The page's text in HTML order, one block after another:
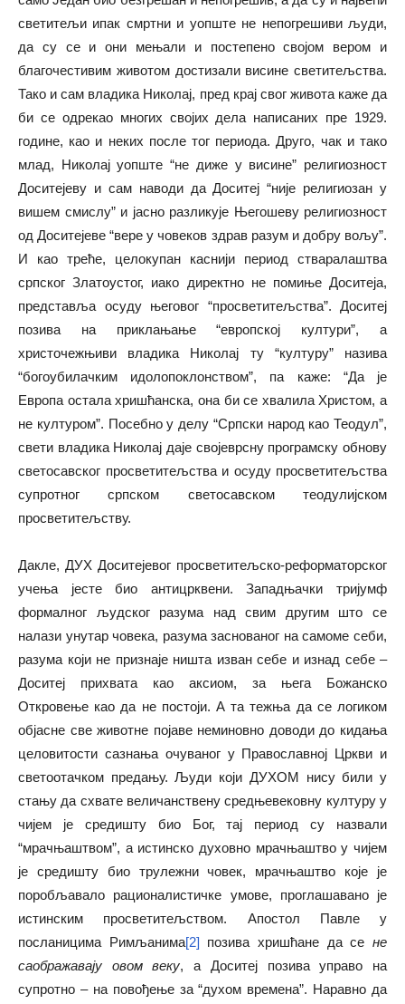
светитељи ипак смртни и уопште не непогрешиви људи,
да су се и они мењали и постепено својом вером и
благочестивим животом достизали висине светитељства.
Тако и сам владика Николај, пред крај свог живота каже да
би се одрекао многих својих дела написаних пре 1929.
године, као и неких после тог периода. Друго, чак и тако
млад, Николај уопште “не диже у висине” религиозност
Доситејеву и сам наводи да Доситеј “није религиозан у
вишем смислу” и јасно разликује Његошеву религиозност
од Доситејеве “вере у човеков здрав разум и добру вољу”.
И као треће, целокупан каснији период стваралаштва
српског Златоустог, иако директно не помиње Доситеја,
представља осуду његовог “просветитељства”. Доситеј
позива на приклањање “европској култури”, а
христочежњиви владика Николај ту “културу” назива
“богоубилачким идолопоклонством”, па каже: “Да је
Европа остала хришћанска, она би се хвалила Христом, а
не културом”. Посебно у делу “Српски народ као Теодул”,
свети владика Николај даје својеврсну програмску обнову
светосавског просветитељства и осуду просветитељства
супротног српском светосавском теодулијском
просветитељству.
Дакле, ДУХ Доситејевог просветитељско-реформаторског
учења јесте био антицрквени. Западњачки тријумф
формалног људског разума над свим другим што се
налази унутар човека, разума заснованог на самоме себи,
разума који не признаје ништа изван себе и изнад себе –
Доситеј прихвата као аксиом, за њега Божанско
Откровење као да не постоји. А та тежња да се логиком
објасне све животне појаве неминовно доводи до кидања
целовитости сазнања очуваног у Православној Цркви и
светоотачком предању. Људи који ДУХОМ нису били у
стању да схвате величанствену средњевековну културу у
чијем је средишту био Бог, тај период су назвали
“мрачњаштвом”, а истинско духовно мрачњаштво у чијем
је средишту био трулежни човек, мрачњаштво које је
поробљавало рационалистичке умове, проглашавано је
истинским просветитељством. Апостол Павле у
посланицима Римљанима[2] позива хришћане да сене
саображавају овом веку, а Доситеј позива управо на
супротно – на повођење за “духом времена”. Наравно да